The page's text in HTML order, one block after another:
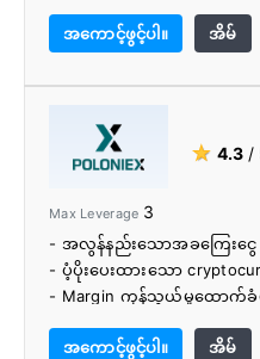
ခွင့်ပြုသည်။
အကောင့်ဖွင့်ပါ။ အိမ်
★ 4.3 /
Max Leverage 3
- အလွန်နည်းသောအခကြေးငွေ
- ပံ့ပိုးပေးထားသော
- Margin ကုန်သွယ်မှုထောက်ခံ
- အရောင်းအ၀ယ်ပြုလုပ်ရန်
အကောင့်ဖွင့်ပါ။ အိမ်